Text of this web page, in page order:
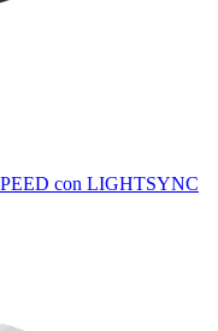
con LIGHTSYNC